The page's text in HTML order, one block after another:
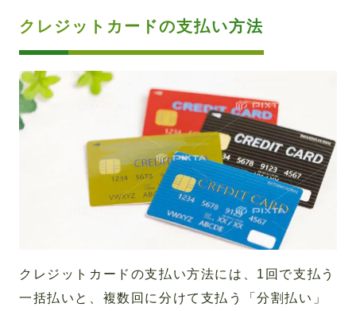
クレジットカードの支払い方法
クレジットカードの支払い方法には、1回で支払う
一括払いと、複数回に分けて支払う「分割払い」